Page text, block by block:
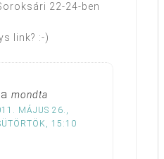
22-24-ben
link? :-)
mondta
MÁJUS 26.,
15:10